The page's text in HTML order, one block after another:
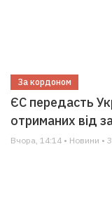
За кордоном
ЄС передасть
отриманих від
Вчора, 14:14 • Новини •